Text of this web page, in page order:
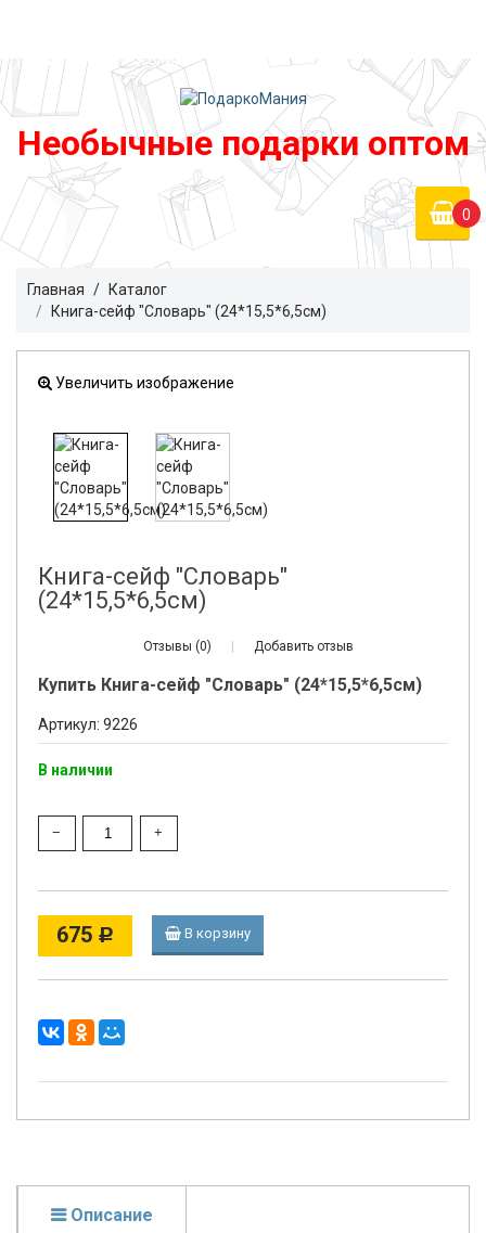
(Бесплатно по России)
Необычные подарки оптом
0
Главная
Каталог
Книга-сейф "Словарь" (24*15,5*6,5см)
Увеличить изображение
Книга-сейф "Словарь"
(24*15,5*6,5см)
Отзывы (0) Добавить отзыв
Купить Книга-сейф "Словарь" (24*15,5*6,5см)
Артикул: 9226
В наличии
675 Р В корзину
Описание